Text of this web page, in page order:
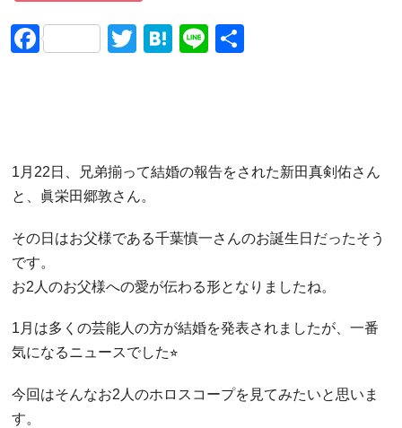
FacebookTwitter
Hatena
Line
1月22日、兄弟揃って結婚の報告をされた新田真剣佑さん
と、眞栄田郷敦さん。
その日はお父様である千葉慎一さんのお誕生日だったそう
です。
お2人のお父様への愛が伝わる形となりましたね。
1月は多くの芸能人の方が結婚を発表されましたが、一番
気になるニュースでした⭐︎
今回はそんなお2人のホロスコープを見てみたいと思いま
す。